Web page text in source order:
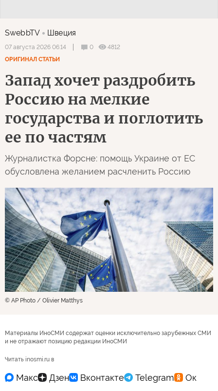
SwebbTV Швеция
07 августа 2026 06:14 0
4812
ОРИГИНАЛ СТАТЬИ
Запад хочет раздробить
Россию на мелкие
государства и поглотить
ее по частям
Журналистка Форсне: помощь Украине от ЕС
обусловлена желанием расчленить Россию
© AP Photo / Olivier Matthys
Материалы ИноСМИ содержат оценки исключительно зарубежных СМИ
и не отражают позицию редакции ИноСМИ
Читать inosmi.ru в